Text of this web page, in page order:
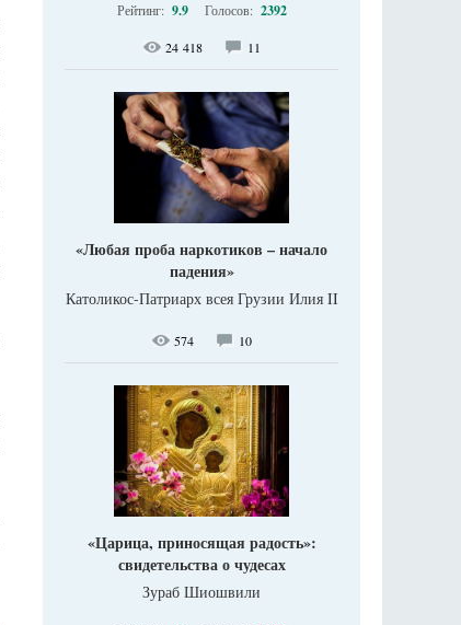
Рейтинг: 9.9 Голосов: 2392
24 418 11
«Любая проба наркотиков – начало
падения»
Католикос-Патриарх всея Грузии Илия II
574 10
«Царица, приносящая радость»:
свидетельства о чудесах
Зураб Шиошвили